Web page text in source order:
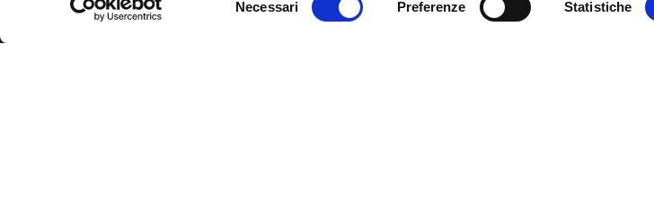
Necessari Preferenze Statistiche